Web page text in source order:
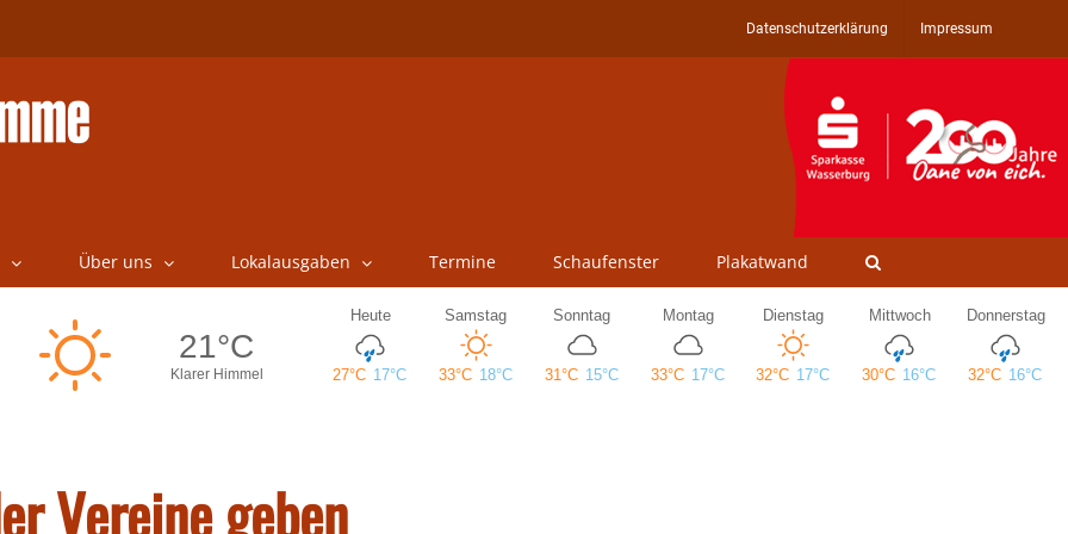
Datenschutzerklärung Impressum
Über uns Lokalausgaben Termine Schaufenster Plakatwand
Vereine geben